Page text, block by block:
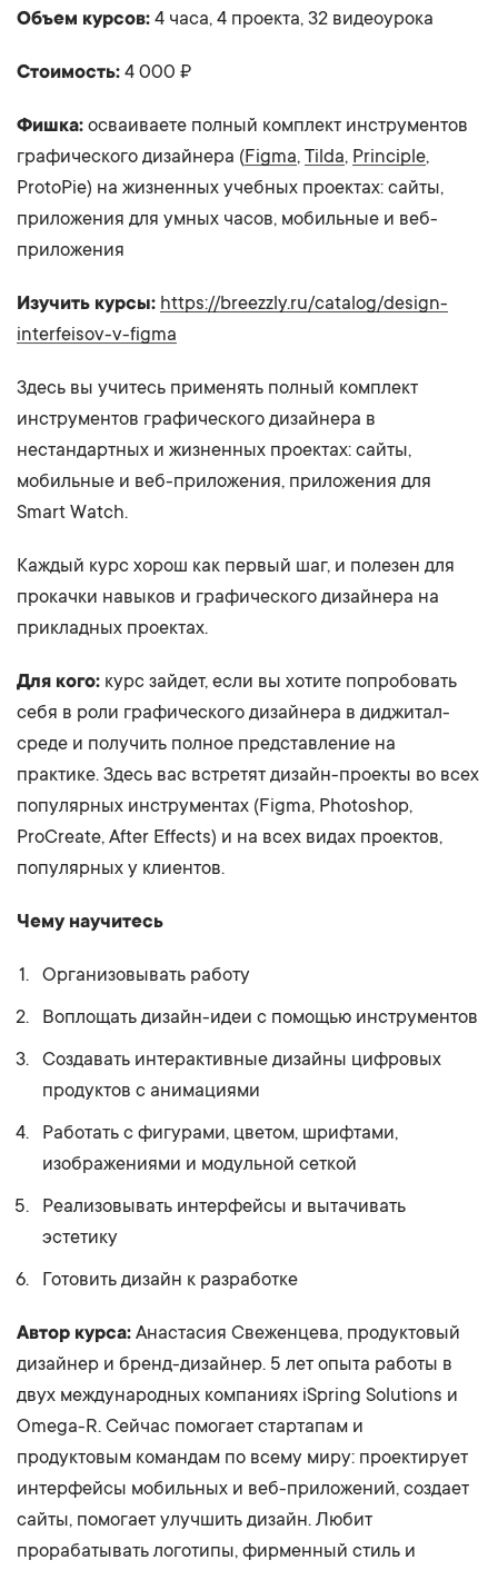
Объем курсов: 4 часа, 4 проекта, 32 видеоурока
Стоимость: 4 000 ₽
Фишка: осваиваете полный комплект инструментов
графического дизайнера (Figma, Tilda, Principle,
ProtoPie) на жизненных учебных проектах: сайты,
приложения для умных часов, мобильные и веб-
приложения
Изучить курсы: https://breezzly.ru/catalog/design-
interfeisov-v-figma
Здесь вы учитесь применять полный комплект
инструментов графического дизайнера в
нестандартных и жизненных проектах: сайты,
мобильные и веб-приложения, приложения для
Smart Watch.
Каждый курс хорош как первый шаг, и полезен для
прокачки навыков и графического дизайнера на
прикладных проектах.
Для кого: курс зайдет, если вы хотите попробовать
себя в роли графического дизайнера в диджитал-
среде и получить полное представление на
практике. Здесь вас встретят дизайн-проекты во всех
популярных инструментах (Figma, Photoshop,
ProCreate, After Effects) и на всех видах проектов,
популярных у клиентов.
Чему научитесь
Организовывать работу
Воплощать дизайн-идеи с помощью инструментов
Создавать интерактивные дизайны цифровых
продуктов с анимациями
Работать с фигурами, цветом, шрифтами,
изображениями и модульной сеткой
Реализовывать интерфейсы и вытачивать
эстетику
Готовить дизайн к разработке
Автор курса: Анастасия Свеженцева, продуктовый
дизайнер и бренд-дизайнер. 5 лет опыта работы в
двух международных компаниях iSpring Solutions и
Omega-R. Сейчас помогает стартапам и
продуктовым командам по всему миру: проектирует
интерфейсы мобильных и веб-приложений, создает
сайты, помогает улучшить дизайн. Любит
прорабатывать логотипы, фирменный стиль и